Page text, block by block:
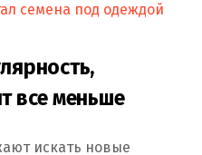
семена под одеждой
все меньше
искать новые